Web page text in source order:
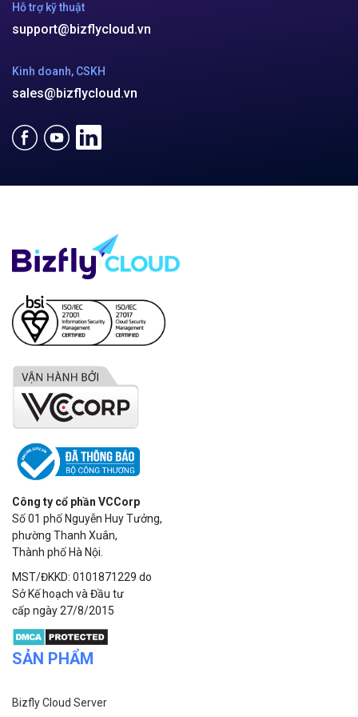
Hỗ trợ kỹ thuật
support@bizflycloud.vn
Kinh doanh, CSKH
sales@bizflycloud.vn
Công ty cổ phần VCCorp
Số 01 phố Nguyễn Huy Tưởng,
phường Thanh Xuân,
Thành phố Hà Nội.
MST/ĐKKD: 0101871229 do
Sở Kế hoạch và Đầu tư
cấp ngày 27/8/2015
SẢN PHẨM
Bizfly Cloud Server